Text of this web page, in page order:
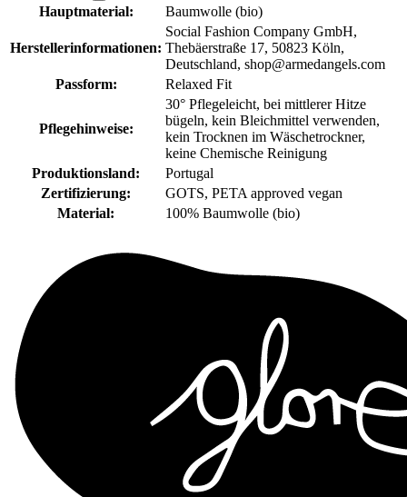
Hauptmaterial:
Baumwolle (bio)
Herstellerinformationen:
Social Fashion Company GmbH,
Thebäerstraße 17, 50823 Köln,
Deutschland, shop@armedangels.com
Passform:
Relaxed Fit
Pflegehinweise:
30° Pflegeleicht, bei mittlerer Hitze
bügeln, kein Bleichmittel verwenden,
kein Trocknen im Wäschetrockner,
keine Chemische Reinigung
Produktionsland:
Portugal
Zertifizierung:
GOTS, PETA approved vegan
Material:
100% Baumwolle (bio)